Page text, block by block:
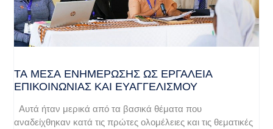
ΤΑ ΜΈΣΑ ΕΝΗΜΈΡΩΣΗΣ ΩΣ ΕΡΓΑΛΕΊΑ
ΕΠΙΚΟΙΝΩΝΊΑΣ ΚΑΙ ΕΥΑΓΓΕΛΙΣΜΟΎ
Αυτά ήταν μερικά από τα βασικά θέματα που
αναδείχθηκαν κατά τις πρώτες ολομέλειες και τις θεματικές